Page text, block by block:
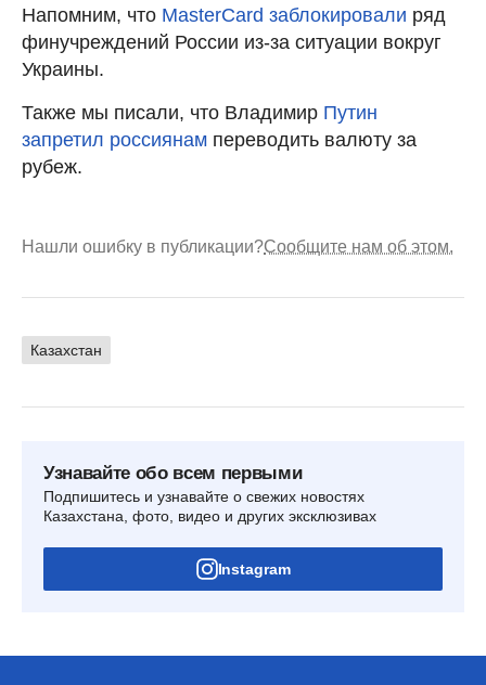
Напомним, что MasterCard заблокировали ряд
финучреждений России из-за ситуации вокруг
Украины.
Также мы писали, что Владимир Путин
запретил россиянам переводить валюту за
рубеж.
Нашли ошибку в публикации?Сообщите нам об этом.
Казахстан
Узнавайте обо всем первыми
Подпишитесь и узнавайте о свежих новостях
Казахстана, фото, видео и других эксклюзивах
Instagram